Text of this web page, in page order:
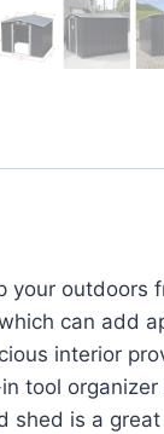
your
can add
interior
tool
shed is a